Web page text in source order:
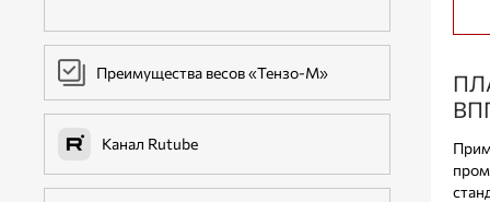
Преимущества весов «Тензо-М»
Канал Rutube